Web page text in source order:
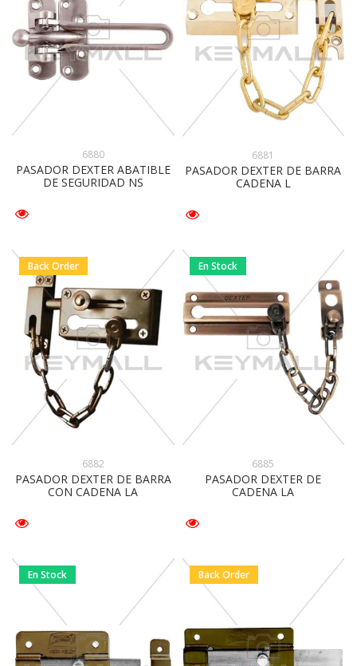
6880
PASADOR DEXTER ABATIBLE
DE SEGURIDAD NS
6881
PASADOR DEXTER DE BARRA
CADENA L
Back Order
6882
PASADOR DEXTER DE BARRA
CON CADENA LA
En Stock
6885
PASADOR DEXTER DE
CADENA LA
En Stock Back Order